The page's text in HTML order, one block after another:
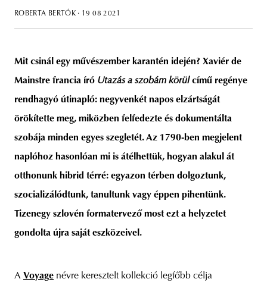
ROBERTA BERTÓK · 19 08 2021
Mit csinál egy művészember karantén idején? Xaviér de
Mainstre francia író Utazás a szobám körülcímű regénye
rendhagyó útinapló: negyvenkét napos elzártságát
örökítette meg, miközben felfedezte és dokumentálta
szobája minden egyes szegletét. Az 1790-ben megjelent
naplóhoz hasonlóan mi is átélhettük, hogyan alakul át
otthonunk hibrid térré: egyazon térben dolgoztunk,
szocializálódtunk, tanultunk vagy éppen pihentünk.
Tizenegy szlovén formatervező most ezt a helyzetet
gondolta újra saját eszközeivel.
A Voyage névre keresztelt kollekció legfőbb célja